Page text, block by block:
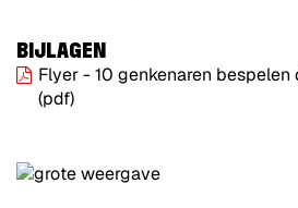
BIJLAGEN
Flyer - 10 genkenaren bespelen
(pdf)